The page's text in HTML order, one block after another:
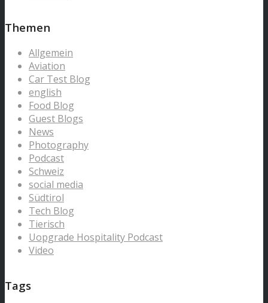
Themen
Allgemein
Aviation
Car Test Blog
english
Food Blog
Guest Blogs
News
Photography
Podcast
Schweiz
social media
Südtirol
Tech Blog
Tierisch
Uopgrade Hospitality Podcast
Video
Tags